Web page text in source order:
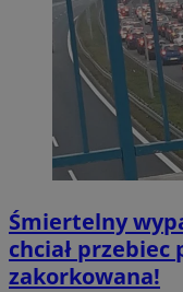
Śmiertelny
chciał przebiec
zakorkowana!